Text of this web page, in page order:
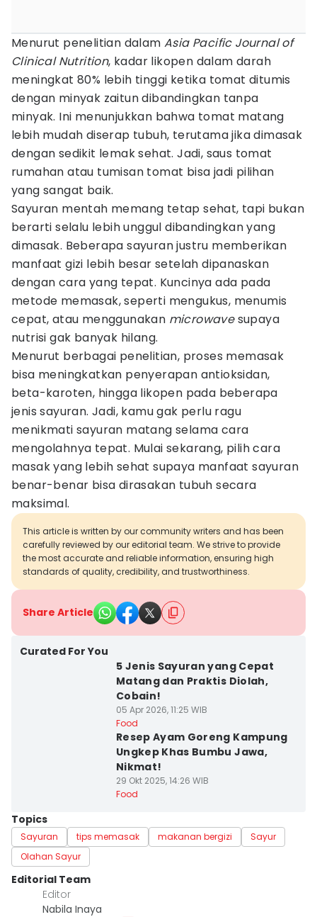
Menurut penelitian dalam Asia Pacific Journal of
Clinical Nutrition, kadar likopen dalam darah
meningkat 80% lebih tinggi ketika tomat ditumis
dengan minyak zaitun dibandingkan tanpa
minyak. Ini menunjukkan bahwa tomat matang
lebih mudah diserap tubuh, terutama jika dimasak
dengan sedikit lemak sehat. Jadi, saus tomat
rumahan atau tumisan tomat bisa jadi pilihan
yang sangat baik.
Sayuran mentah memang tetap sehat, tapi bukan
berarti selalu lebih unggul dibandingkan yang
dimasak. Beberapa sayuran justru memberikan
manfaat gizi lebih besar setelah dipanaskan
dengan cara yang tepat. Kuncinya ada pada
metode memasak, seperti mengukus, menumis
cepat, atau menggunakan microwavesupaya
nutrisi gak banyak hilang.
Menurut berbagai penelitian, proses memasak
bisa meningkatkan penyerapan antioksidan,
beta-karoten, hingga likopen pada beberapa
jenis sayuran. Jadi, kamu gak perlu ragu
menikmati sayuran matang selama cara
mengolahnya tepat. Mulai sekarang, pilih cara
masak yang lebih sehat supaya manfaat sayuran
benar-benar bisa dirasakan tubuh secara
maksimal.
This article is written by our community writers and has been
carefully reviewed by our editorial team. We strive to provide
the most accurate and reliable information, ensuring high
standards of quality, credibility, and trustworthiness.
Share Article
Curated For You
5 Jenis Sayuran yang Cepat
Matang dan Praktis Diolah,
Cobain!
05 Apr 2026, 11:25 WIB
Food
Resep Ayam Goreng Kampung
Ungkep Khas Bumbu Jawa,
Nikmat!
29 Okt 2025, 14:26 WIB
Food
Topics
Sayuran tips memasak makanan bergizi
Sayur
Olahan Sayur
Editorial Team
Editor
Nabila Inaya